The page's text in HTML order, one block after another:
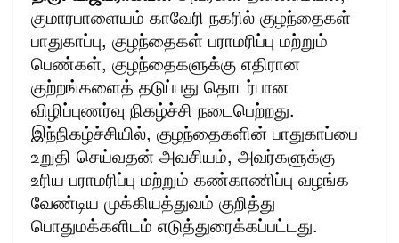
குமாரபாளையம் காவேரி நகரில் குழந்தைகள்
பாதுகாப்பு, குழந்தைகள் பராமரிப்பு மற்றும்
பெண்கள், குழந்தைகளுக்கு எதிரான
குற்றங்களைத் தடுப்பது தொடர்பான
விழிப்புணர்வு நிகழ்ச்சி நடைபெற்றது.
இந்நிகழ்ச்சியில், குழந்தைகளின் பாதுகாப்பை
உறுதி செய்வதன் அவசியம், அவர்களுக்கு
உரிய பராமரிப்பு மற்றும் கண்காணிப்பு வழங்க
வேண்டிய முக்கியத்துவம் குறித்து
பொதுமக்களிடம் எடுத்துரைக்கப்பட்டது.